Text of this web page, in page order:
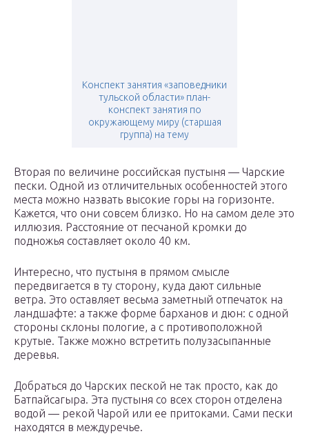
Конспект занятия «заповедники
тульской области» план-
конспект занятия по
окружающему миру (старшая
группа) на тему
Вторая по величине российская пустыня — Чарские
пески. Одной из отличительных особенностей этого
места можно назвать высокие горы на горизонте.
Кажется, что они совсем близко. Но на самом деле это
иллюзия. Расстояние от песчаной кромки до
подножья составляет около 40 км.
Интересно, что пустыня в прямом смысле
передвигается в ту сторону, куда дают сильные
ветра. Это оставляет весьма заметный отпечаток на
ландшафте: а также форме барханов и дюн: с одной
стороны склоны пологие, а с противоположной
крутые. Также можно встретить полузасыпанные
деревья.
Добраться до Чарских пеской не так просто, как до
Батпайсагыра. Эта пустыня со всех сторон отделена
водой — рекой Чарой или ее притоками. Сами пески
находятся в междуречье.